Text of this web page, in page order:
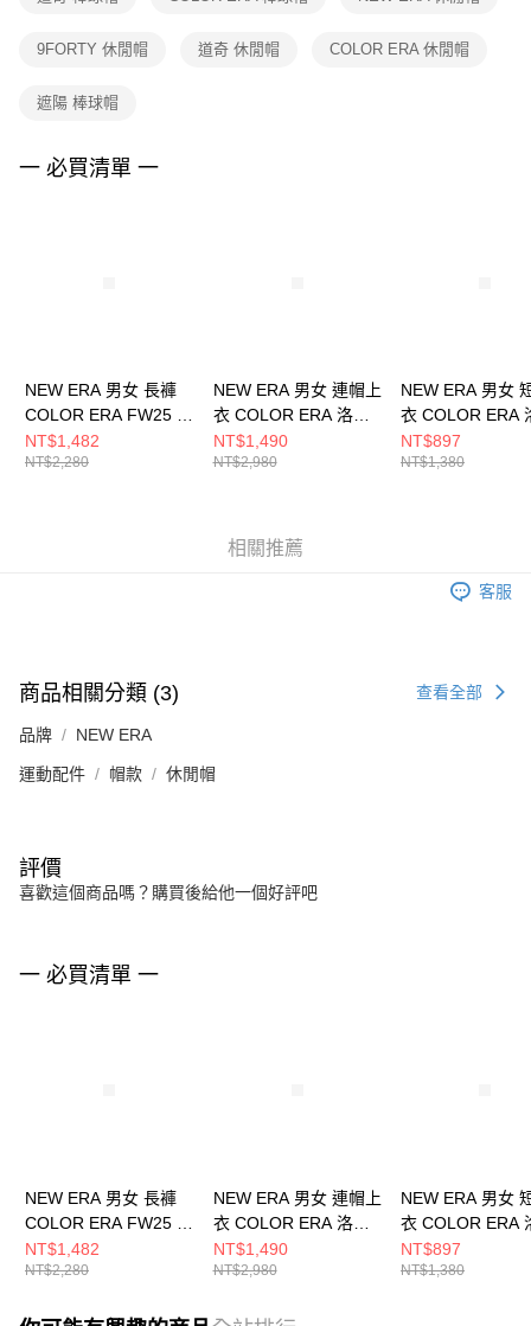
權轉讓予恩沛科技股份有限公司。
３．未成年的使用者請事先徵得法定代理人或監護人之同意方可使用
４．使用「AFTEE先享後付」時，將依據個別帳號之用戶狀況，依本公司即
9FORTY 休閒帽 道奇 休閒帽 COLOR ERA 休閒帽
遮陽 棒球帽
一 必買清單 一
NEW ERA 男女 長褲
COLOR ERA FW25 洛
杉磯道奇 黑
NE14701338
NT$1,482
NT$2,280
NEW ERA 男女 連帽上
衣 COLOR ERA 洛杉
磯道奇 NE14148952
NT$1,490
NT$2,980
NEW ERA 男女
衣 COLOR ERA
磯道奇
NT$897
NT$1,380
相關推薦
客服
商品相關分類 (3) 查看全部
品牌 NEW ERA
運動配件 帽款 休閒帽
評價
喜歡這個商品嗎？購買後給他一個好評吧
一 必買清單 一
NEW ERA 男女 長褲
COLOR ERA FW25 洛
杉磯道奇 黑
NE14701338
NT$1,482
NT$2,280
NEW ERA 男女 連帽上
衣 COLOR ERA 洛杉
磯道奇 NE14148952
NT$1,490
NT$2,980
NEW ERA 男女
衣 COLOR ERA
磯道奇
NT$897
NT$1,380